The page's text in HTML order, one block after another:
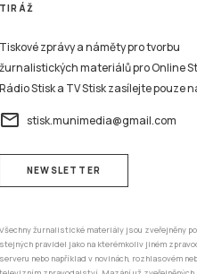
TIRÁŽ
Tiskové zprávy a náměty pro tvorbu
žurnalistických materiálů pro Online
Rádio Stisk a TV Stisk zasílejte pouze
email stisk.munimedia@gmail.com
NEWSLETTER
Všechny žurnalistické materiály jsou zveřejněny
stejných pravidel jako na kterémkoliv jiném
serveru nebo například v novinách, rozhlasovém